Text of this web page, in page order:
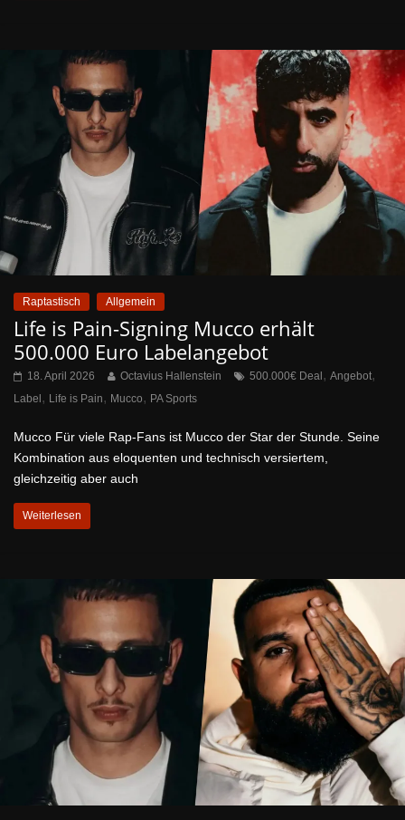
Raptastisch Allgemein
Life is Pain-Signing Mucco erhält
500.000 Euro Labelangebot
18. April 2026 Octavius Hallenstein 500.000€ Deal , Angebot,
Label , Life is Pain, Mucco, PA Sports
Mucco Für viele Rap-Fans ist Mucco der Star der Stunde. Seine
Kombination aus eloquenten und technisch versiertem,
gleichzeitig aber auch
Weiterlesen